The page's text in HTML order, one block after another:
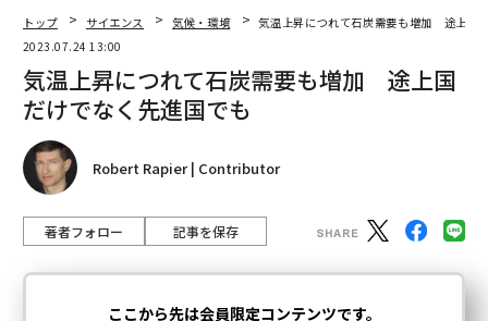
トップ サイエンス 気候・環境
気温上昇につれて石炭需要も増加 途上国
2023.07.24 13:00
気温上昇につれて石炭需要も増加 途上国
だけでなく先進国でも
Robert Rapier | Contributor
著者フォロー 記事を保存